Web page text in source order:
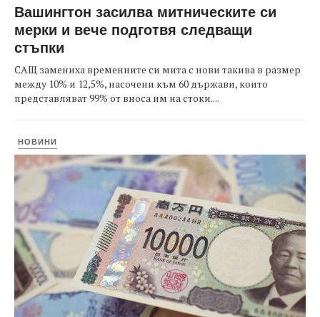
Вашингтон засилва митническите си
мерки и вече подготвя следващи
стъпки
САЩ замениха временните си мита с нови такива в размер
между 10% и 12,5%, насочени към 60 държави, които
представляват 99% от вноса им на стоки....
НОВИНИ